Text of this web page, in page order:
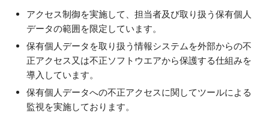
アクセス制御を実施して、担当者及び取り扱う保有個人
データの範囲を限定しています。
保有個人データを取り扱う情報システムを外部からの不
正アクセス又は不正ソフトウエアから保護する仕組みを
導入しています。
保有個人データへの不正アクセスに関してツールによる
監視を実施しております。